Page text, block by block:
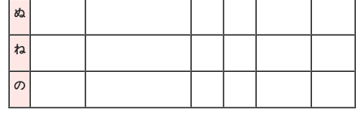
ぬ
ね
の